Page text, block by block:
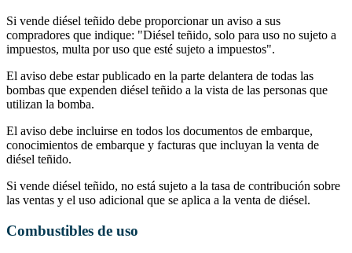
Si vende diésel teñido debe proporcionar un aviso a sus
compradores que indique: "Diésel teñido, solo para uso no sujeto a
impuestos, multa por uso que esté sujeto a impuestos".
El aviso debe estar publicado en la parte delantera de todas las
bombas que expenden diésel teñido a la vista de las personas que
utilizan la bomba.
El aviso debe incluirse en todos los documentos de embarque,
conocimientos de embarque y facturas que incluyan la venta de
diésel teñido.
Si vende diésel teñido, no está sujeto a la tasa de contribución sobre
las ventas y el uso adicional que se aplica a la venta de diésel.
Combustibles de uso